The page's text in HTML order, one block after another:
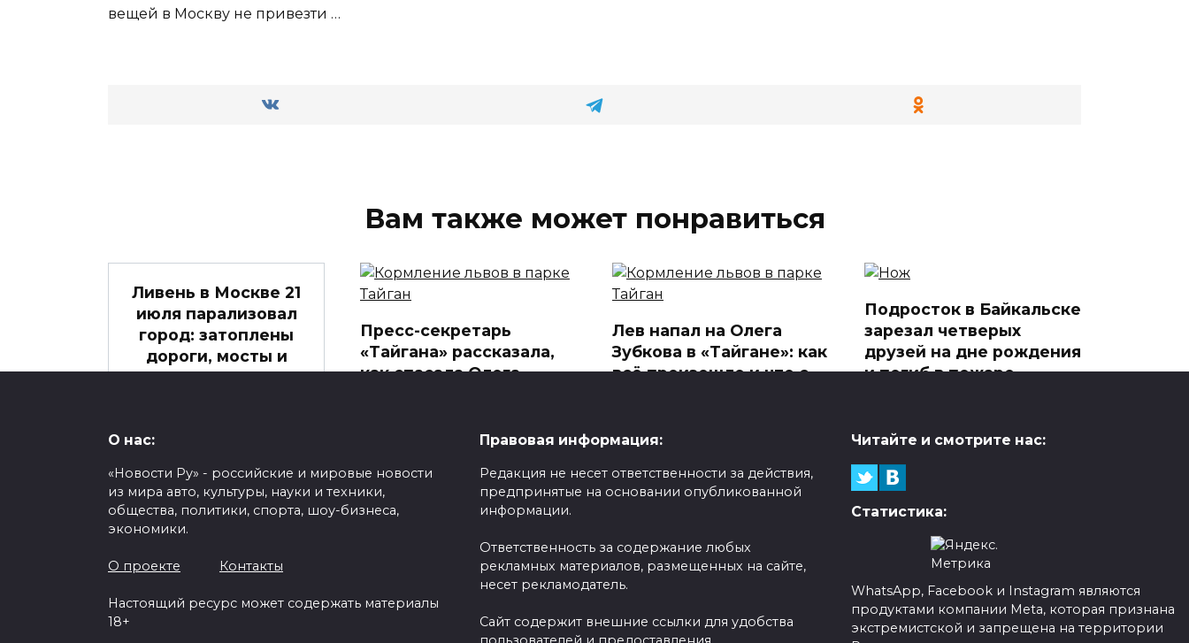
вещей в Москву не привезти …
Вам также может понравиться
Ливень в Москве 21
июля парализовал
город: затоплены
дороги, мосты и
метро
1 282
Пресс-секретарь
«Тайгана» рассказала,
как спасала Олега
Стали известны новые
на
0
Лев напал на Олега
Зубкова в «Тайгане»: как
всё произошло и что с
Белогорске произошла
Подросток в Байкальске
зарезал четверых
друзей на дне рождения
и погиб в пожаре
1 164
Мощное землетрясение
Автоблогер Ахмед
Венгалби задержан за
хотел приезда полиции:
Масштабная атака
дронов на
О нас:
«Новости Ру» - российские и мировые новости
из мира авто, культуры, науки и техники,
общества, политики, спорта, шоу-бизнеса,
экономики.
О проекте Контакты
Настоящий ресурс может содержать материалы
18+
Правовая информация:
Редакция не несет ответственности за действия,
предпринятые на основании опубликованной
информации.
Ответственность за содержание любых
рекламных материалов, размещенных на сайте,
несет рекламодатель.
Сайт содержит внешние ссылки для удобства
Читайте и смотрите нас:
Статистика:
WhatsApp, Facebook и Instagram являются
продуктами компании Meta, которая признана
экстремистской и запрещена на территории